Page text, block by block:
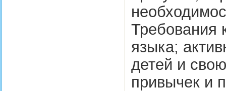
Требования
языка;
детей и
привычек и